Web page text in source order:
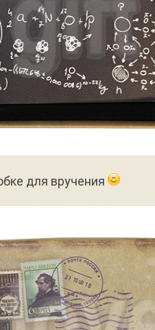
для вручения